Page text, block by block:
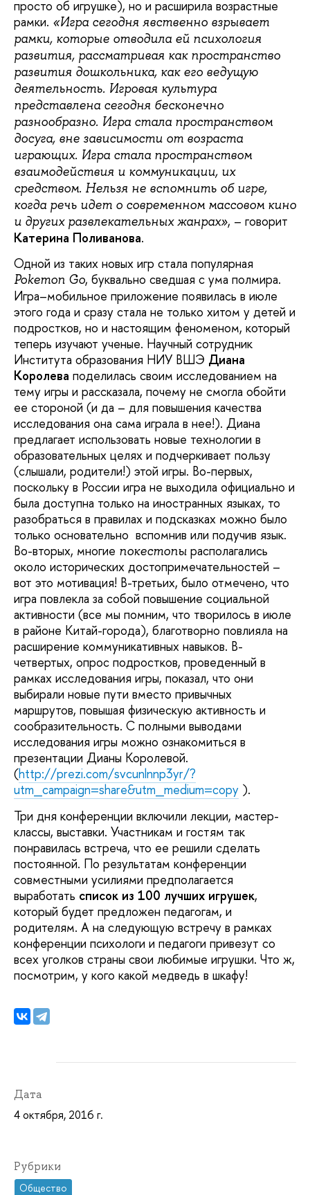
просто об игрушке), но и расширила возрастные
рамки. «Игра сегодня явственно взрывает
рамки, которые отводила ей психология
развития, рассматривая как пространство
развития дошкольника, как его ведущую
деятельность. Игровая культура
представлена сегодня бесконечно
разнообразно. Игра стала пространством
досуга, вне зависимости от возраста
играющих. Игра стала пространством
взаимодействия и коммуникации, их
средством. Нельзя не вспомнить об игре,
когда речь идет о современном массовом кино
и других развлекательных жанрах», – говорит
Катерина Поливанова.
Одной из таких новых игр стала популярная
Pokemon Go, буквально сведшая с ума полмира.
Игра–мобильное приложение появилась в июле
этого года и сразу стала не только хитом у детей и
подростков, но и настоящим феноменом, который
теперь изучают ученые. Научный сотрудник
Института образования НИУ ВШЭ Диана
Королева поделилась своим исследованием на
тему игры и рассказала, почему не смогла обойти
ее стороной (и да – для повышения качества
исследования она сама играла в нее!). Диана
предлагает использовать новые технологии в
образовательных целях и подчеркивает пользу
(слышали, родители!) этой игры. Во-первых,
поскольку в России игра не выходила официально и
была доступна только на иностранных языках, то
разобраться в правилах и подсказках можно было
только основательно вспомнив или подучив язык.
Во-вторых, многие покестопы располагались
около исторических достопримечательностей –
вот это мотивация! В-третьих, было отмечено, что
игра повлекла за собой повышение социальной
активности (все мы помним, что творилось в июле
в районе Китай-города), благотворно повлияла на
расширение коммуникативных навыков. В-
четвертых, опрос подростков, проведенный в
рамках исследования игры, показал, что они
выбирали новые пути вместо привычных
маршрутов, повышая физическую активность и
сообразительность. С полными выводами
исследования игры можно ознакомиться в
презентации Дианы Королевой.
(http://prezi.com/svcunlnnp3yr/?
utm_campaign=share&utm_medium=copy ).
Три дня конференции включили лекции, мастер-
классы, выставки. Участникам и гостям так
понравилась встреча, что ее решили сделать
постоянной. По результатам конференции
совместными усилиями предполагается
выработать список из 100 лучших игрушек,
который будет предложен педагогам, и
родителям. А на следующую встречу в рамках
конференции психологи и педагоги привезут со
всех уголков страны свои любимые игрушки. Что ж,
посмотрим, у кого какой медведь в шкафу!
Дата
4 октября, 2016 г.
Рубрики
Общество